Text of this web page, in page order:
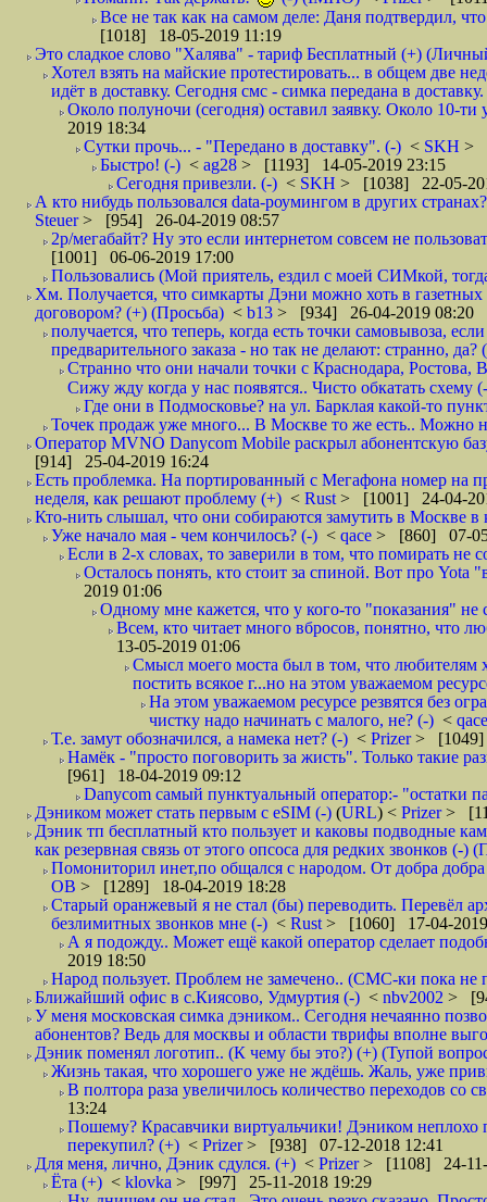
Все не так как на самом деле: Даня подтвердил,
[1018] 18-05-2019 11:19
Это сладкое слово "Халява" - тариф Бесплатный (+)
Хотел взять на майские протестировать... в общем две
идёт в доставку. Сегодня смс - симка передана в
Около полуночи (сегодня) оставил заявку. Около 10-ти
2019 18:34
Сутки прочь... - "Передано в доставку". (-) < SKH >
Быстро! (-) < ag28 > [1193] 14-05-2019 23:15
Сегодня привезли. (-) < SKH > [1038] 22-05-
А кто нибудь пользовался data-роумингом в других
Steuer> [954] 26-04-2019 08:57
2р/мегабайт? Ну это если интернетом совсем не
[1001] 06-06-2019 17:00
Пользовались (Мой приятель, ездил с моей СИМкой,
Хм. Получается, что симкарты Дэни можно хоть в газетных
договором? (+) (Просьба) < b13 > [934] 26-04-2019 08:20
получается, что теперь, когда есть точки самовывоза,
предварительного заказа - но так не делают: странно, да?
Странно что они начали точки с Краснодара,
Сижу жду когда у нас появятся.. Чисто обкатать схему
Где они в Подмосковье? на ул. Барклая какой-то
Точек продаж уже много... В Москве то же есть.. Можно
Оператор MVNO Danycom Mobile раскрыл абонентскую
[914] 25-04-2019 16:24
Есть проблемка. На портированный с Мегафона номер на
неделя, как решают проблему (+) < Rust > [1001] 24-04-
Кто-нить слышал, что они собираются замутить в Москве в
Уже начало мая - чем кончилось? (-) < qace > [860] 07-
Если в 2-х словах, то заверили в том, что помирать не
Осталось понять, кто стоит за спиной. Вот про Yota
2019 01:06
Одному мне кажется, что у кого-то "показания" не
Всем, кто читает много вбросов, понятно, что
13-05-2019 01:06
Смысл моего моста был в том, что любителям
постить всякое г...но на этом уважаемом
На этом уважаемом ресурсе резвятся без
чистку надо начинать с малого, не? (-) <
Т.е. замут обозначился, а намека нет? (-) < Prizer> [1049]
Намёк - "просто поговорить за жисть". Только такие
[961] 18-04-2019 09:12
Danycom самый пунктуальный оператор:- "остатки
Дэником может стать первым с еSIM (-) (URL) < Prizer>
Дэник тп бесплатный кто пользует и каковы подводные
как резервная связь от этого опсоса для редких звонков (-)
Помониторил инет,по общался с народом. От добра
ОВ > [1289] 18-04-2019 18:28
Старый оранжевый я не стал (бы) переводить. Перевёл
безлимитных звонков мне (-) < Rust > [1060] 17-04-
А я подожду.. Может ещё какой оператор сделает
2019 18:50
Народ пользует. Проблем не замечено.. (СМС-ки пока
Ближайший офис в с.Киясово, Удмуртия (-) < nbv2002 >
У меня московская симка дэником.. Сегодня нечаянно
абонентов? Ведь для москвы и области тврифы вполне
Дэник поменял логотип.. (К чему бы это?) (+) (Тупой
Жизнь такая, что хорошего уже не ждёшь. Жаль, уже
В полтора раза увеличилось количество переходов
13:24
Пошему? Красавчики виртуальчики! Дэником
перекупил? (+) < Prizer> [938] 07-12-2018 12:41
Для меня, лично, Дэник сдулся. (+) < Prizer> [1108] 24-11-
Ёта (+) < klovka > [997] 25-11-2018 19:29